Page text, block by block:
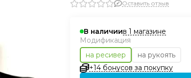
Оставить отзыв
В наличиив 1 магазине
Модификация
на ресивер
на рукоять
+14 бонусов за покупку